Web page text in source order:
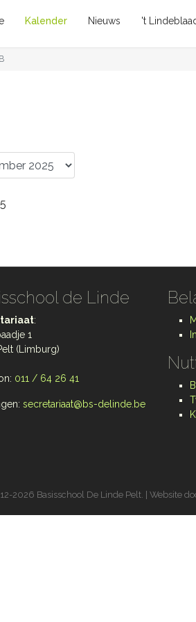
Kalender Nieuws 't
de Linde
:
1
(Limburg)
011 / 64 26 41
secretariaat@bs-delinde.be
2026 Basisschool De Linde Pelt. | Website